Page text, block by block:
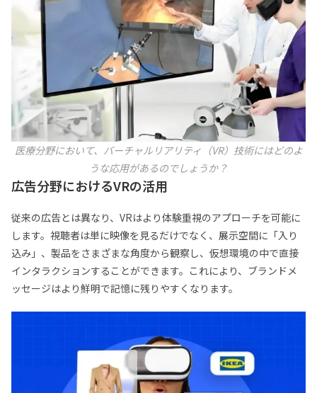
医療分野において、バーチャルリアリティ（VR）技術にはどのよ
うな応用があるのでしょうか？
広告分野におけるVRの活用
従来の広告とは異なり、VRはより体験重視のアプローチを可能に
します。視聴者は単に映像を見るだけでなく、展示空間に「入り
込み」、製品をさまざまな角度から観察し、仮想環境の中で直接
インタラクションすることができます。これにより、ブランドメ
ッセージはより鮮明で記憶に残りやすくなります。